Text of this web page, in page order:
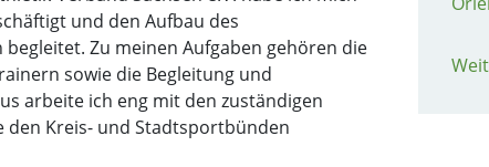
und den Aufbau des
Zu meinen Aufgaben gehören die
sowie die Begleitung und
arbeite ich eng mit den zuständigen
den Kreis- und Stadtsportbünden